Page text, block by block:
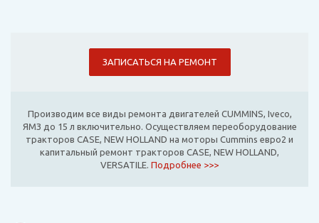
ЗАПИСАТЬСЯ НА РЕМОНТ
Производим все виды ремонта двигателей CUMMINS, Iveco,
ЯМЗ до 15 л включительно. Осуществляем переоборудование
тракторов CASE, NEW HOLLAND на моторы Cummins евро2 и
капитальный ремонт тракторов CASE, NEW HOLLAND,
VERSATILE. Подробнее >>>